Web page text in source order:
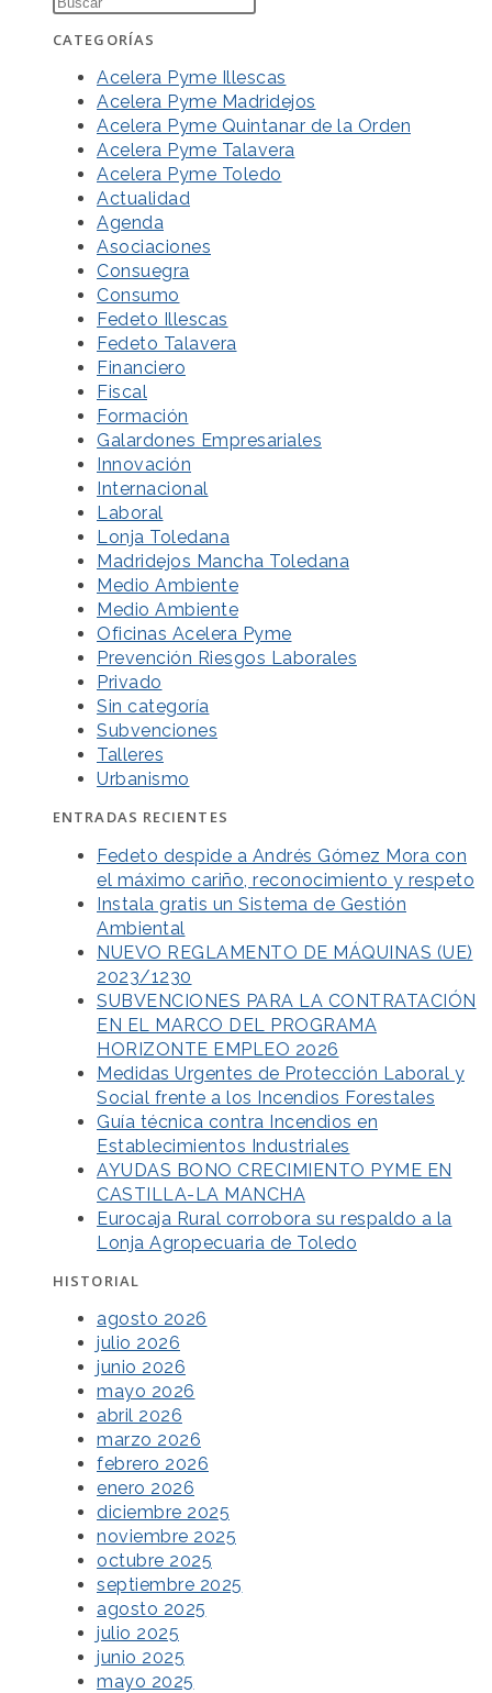
CATEGORÍAS
Acelera Pyme Illescas
Acelera Pyme Madridejos
Acelera Pyme Quintanar de la Orden
Acelera Pyme Talavera
Acelera Pyme Toledo
Actualidad
Agenda
Asociaciones
Consuegra
Consumo
Fedeto Illescas
Fedeto Talavera
Financiero
Fiscal
Formación
Galardones Empresariales
Innovación
Internacional
Laboral
Lonja Toledana
Madridejos Mancha Toledana
Medio Ambiente
Medio Ambiente
Oficinas Acelera Pyme
Prevención Riesgos Laborales
Privado
Sin categoría
Subvenciones
Talleres
Urbanismo
ENTRADAS RECIENTES
Fedeto despide a Andrés Gómez Mora con
el máximo cariño, reconocimiento y respeto
Instala gratis un Sistema de Gestión
Ambiental
NUEVO REGLAMENTO DE MÁQUINAS (UE)
2023/1230
SUBVENCIONES PARA LA CONTRATACIÓN
EN EL MARCO DEL PROGRAMA
HORIZONTE EMPLEO 2026
Medidas Urgentes de Protección Laboral y
Social frente a los Incendios Forestales
Guía técnica contra Incendios en
Establecimientos Industriales
AYUDAS BONO CRECIMIENTO PYME EN
CASTILLA-LA MANCHA
Eurocaja Rural corrobora su respaldo a la
Lonja Agropecuaria de Toledo
HISTORIAL
agosto 2026
julio 2026
junio 2026
mayo 2026
abril 2026
marzo 2026
febrero 2026
enero 2026
diciembre 2025
noviembre 2025
octubre 2025
septiembre 2025
agosto 2025
julio 2025
junio 2025
mayo 2025